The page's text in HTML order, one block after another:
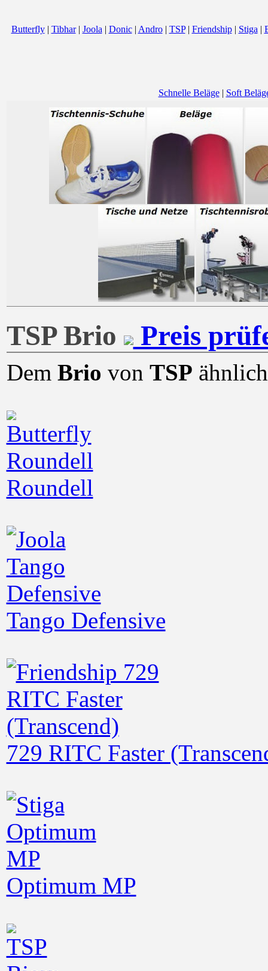
Butterfly| Tibhar| Joola | Donic| Andro| TSP| Friendship| Stiga |
Schnelle Beläge| Soft
TSP Brio Preis
Dem Brio von TSP
Roundell
Tango Defensive
729 RITC Faster
Optimum MP